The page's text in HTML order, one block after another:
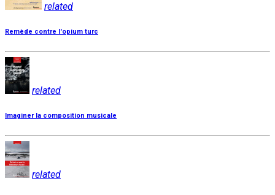
related
Remède contre l'opium turc
related
Imaginer la composition musicale
related